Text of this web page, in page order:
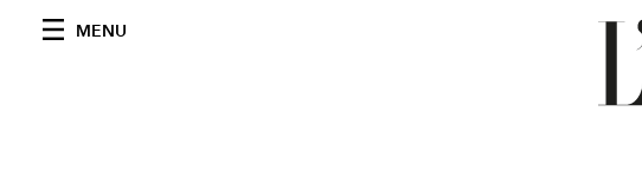
MENU